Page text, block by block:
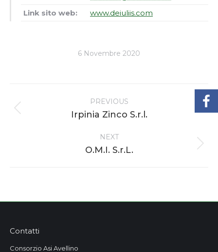
Link sito web:
www.deiuliis.com
6 Novembre 2020
navigation
PREVIOUS
Previous
Irpinia Zinco S.r.l.
NEXT
Next
O.M.I. S.r.L.
Contatti
Consorzio Asi Avellino